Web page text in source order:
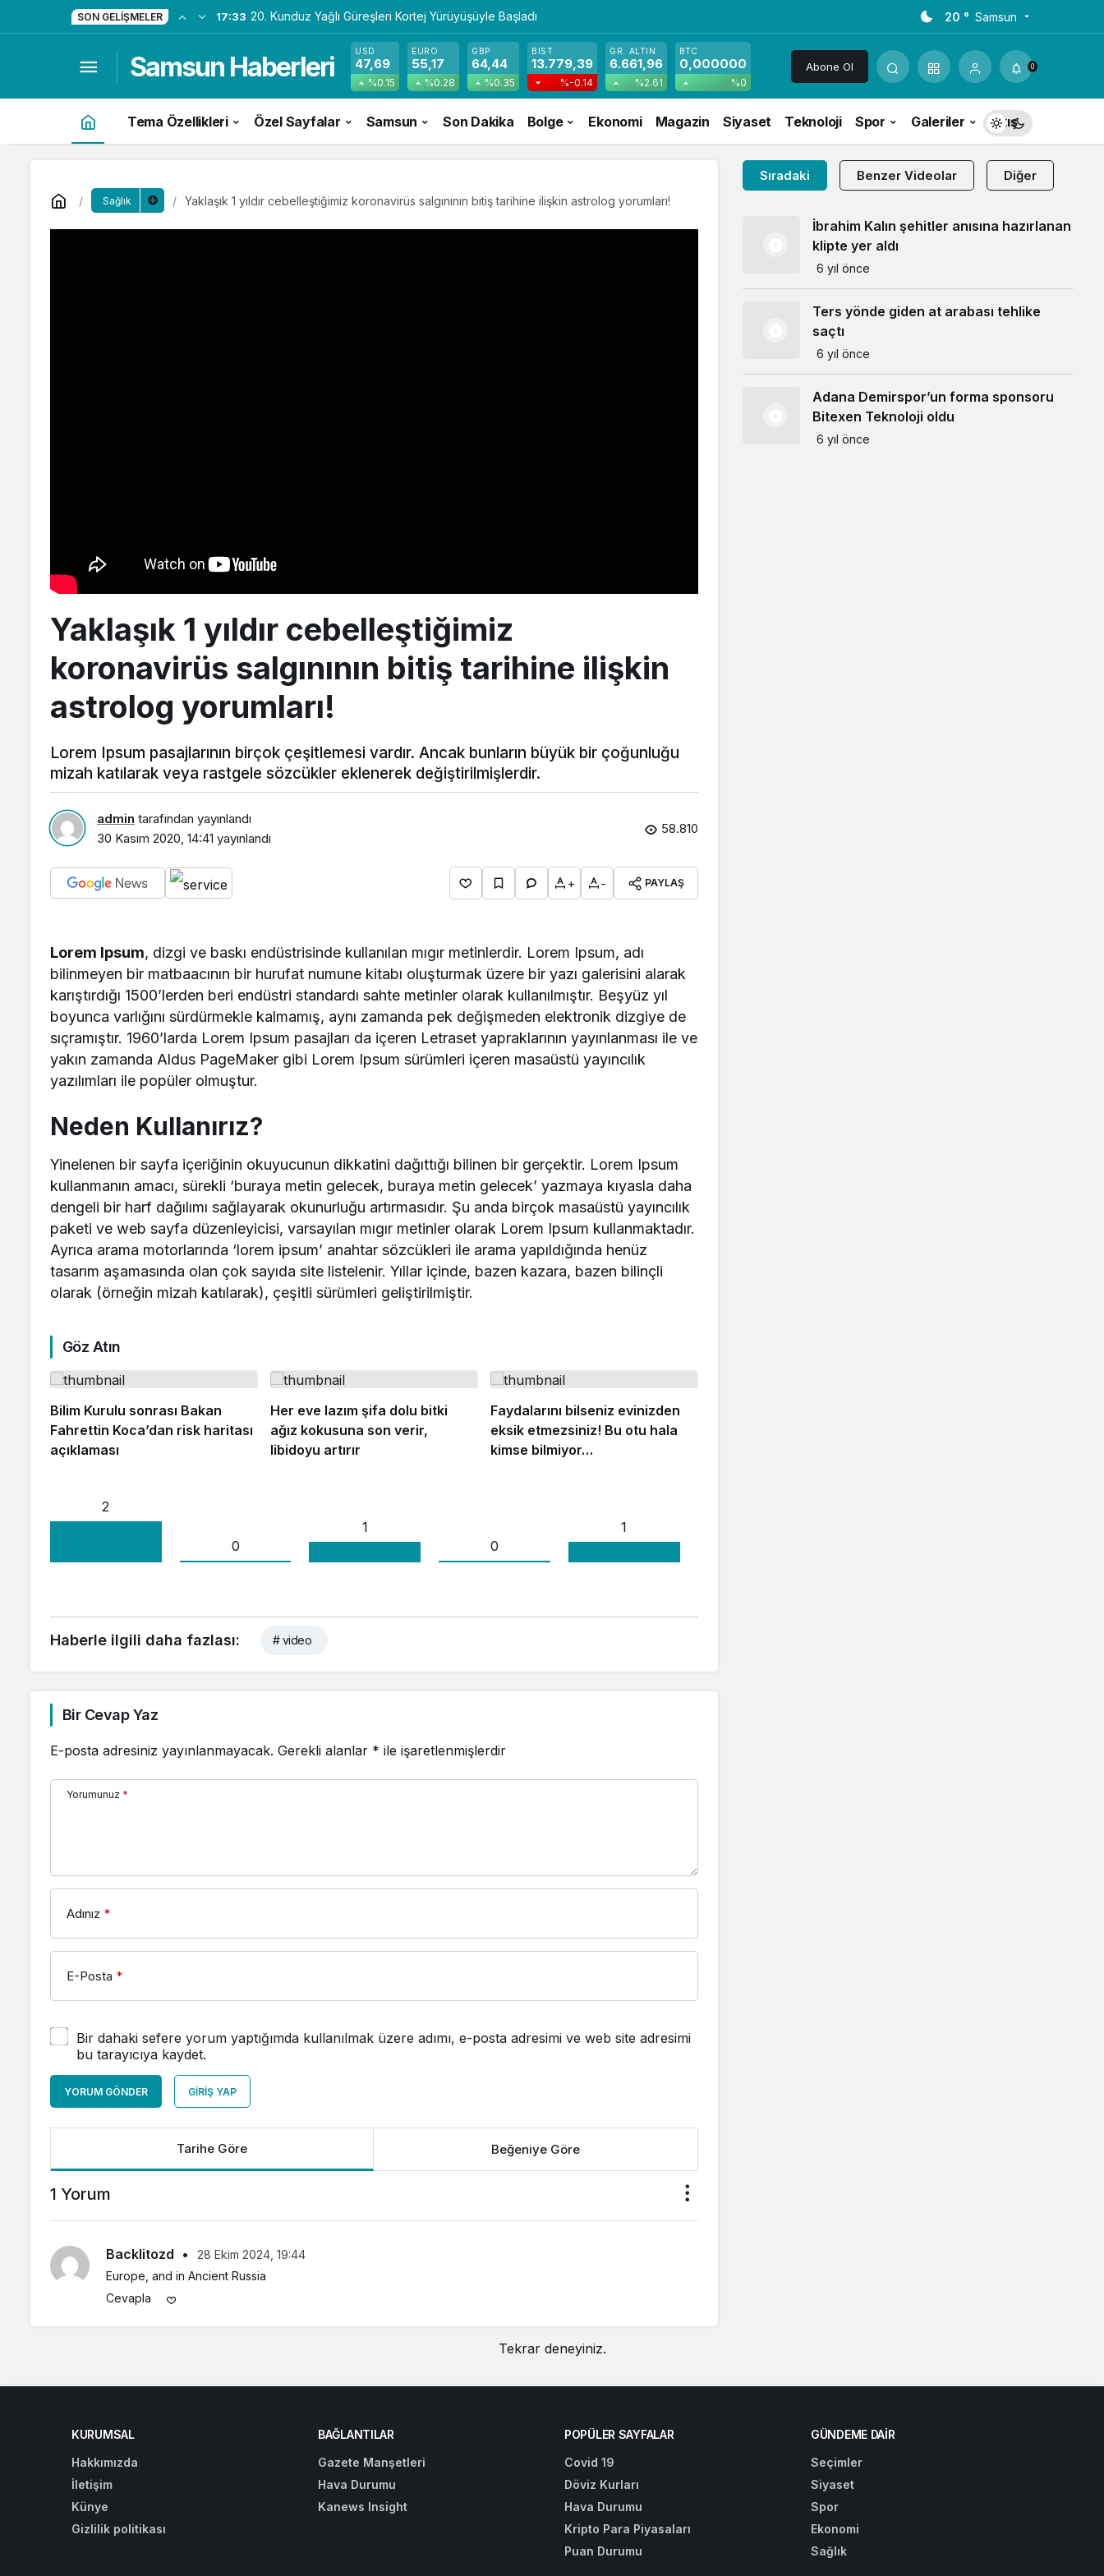
SON GELIŞMELER 17:33 20. Kunduz Yağlı Güreşleri Kortej Yürüyüşüyle Başladı 20 ° Samsun
Samsun Haberleri USD
47,69
%0.15
EURO
55,17
%0.28
GBP
64,44
%0.35
BIST
13.779,39
%-0.14
GR. ALTIN
6.661,96
%2.61
BTC
0,000000
%0
Abone Ol 0
Tema Özellikleri Özel Sayfalar Samsun Son Dakika Bolge Ekonomi Magazin Siyaset Teknoloji Spor Galeriler Akış
Sağlık Yaklaşık 1 yıldır cebelleştiğimiz koronavirüs salgınının bitiş tarihine ilişkin astrolog yorumları!
Yaklaşık 1 yıldır cebelleştiğimiz
koronavirüs salgınının bitiş tarihine ilişkin
astrolog yorumları!
Lorem Ipsum pasajlarının birçok çeşitlemesi vardır. Ancak bunların büyük bir çoğunluğu
mizah katılarak veya rastgele sözcükler eklenerek değiştirilmişlerdir.
admin tarafından yayınlandı
30 Kasım 2020, 14:41 yayınlandı
58.810
+ - PAYLAŞ
Lorem Ipsum, dizgi ve baskı endüstrisinde kullanılan mıgır metinlerdir. Lorem Ipsum, adı
bilinmeyen bir matbaacının bir hurufat numune kitabı oluşturmak üzere bir yazı galerisini alarak
karıştırdığı 1500’lerden beri endüstri standardı sahte metinler olarak kullanılmıştır. Beşyüz yıl
boyunca varlığını sürdürmekle kalmamış, aynı zamanda pek değişmeden elektronik dizgiye de
sıçramıştır. 1960’larda Lorem Ipsum pasajları da içeren Letraset yapraklarının yayınlanması ile ve
yakın zamanda Aldus PageMaker gibi Lorem Ipsum sürümleri içeren masaüstü yayıncılık
yazılımları ile popüler olmuştur.
Neden Kullanırız?
Yinelenen bir sayfa içeriğinin okuyucunun dikkatini dağıttığı bilinen bir gerçektir. Lorem Ipsum
kullanmanın amacı, sürekli ‘buraya metin gelecek, buraya metin gelecek’ yazmaya kıyasla daha
dengeli bir harf dağılımı sağlayarak okunurluğu artırmasıdır. Şu anda birçok masaüstü yayıncılık
paketi ve web sayfa düzenleyicisi, varsayılan mıgır metinler olarak Lorem Ipsum kullanmaktadır.
Ayrıca arama motorlarında ‘lorem ipsum’ anahtar sözcükleri ile arama yapıldığında henüz
tasarım aşamasında olan çok sayıda site listelenir. Yıllar içinde, bazen kazara, bazen bilinçli
olarak (örneğin mizah katılarak), çeşitli sürümleri geliştirilmiştir.
Göz Atın
Bilim Kurulu sonrası Bakan
Fahrettin Koca’dan risk haritası
açıklaması
Her eve lazım şifa dolu bitki
ağız kokusuna son verir,
libidoyu artırır
Faydalarını bilseniz evinizden
eksik etmezsiniz! Bu otu hala
kimse bilmiyor…
2
0
1
0
1
Haberle ilgili daha fazlası: # video
Bir Cevap Yaz
E-posta adresiniz yayınlanmayacak. Gerekli alanlar * ile işaretlenmişlerdir
Yorumunuz *
Adınız *
E-Posta *
Bir dahaki sefere yorum yaptığımda kullanılmak üzere adımı, e-posta adresimi ve web site adresimi
bu tarayıcıya kaydet.
YORUM GÖNDER GIRIŞ YAP
Tarihe Göre Beğeniye Göre
1 Yorum
Backlitozd •
28 Ekim 2024, 19:44
Europe, and in Ancient Russia
Cevapla
Sıradaki Benzer Videolar Diğer
İbrahim Kalın şehitler anısına hazırlanan
klipte yer aldı
6 yıl önce
Ters yönde giden at arabası tehlike
saçtı
6 yıl önce
Adana Demirspor’un forma sponsoru
Bitexen Teknoloji oldu
6 yıl önce
Tekrar deneyiniz.
KURUMSAL
Hakkımızda
İletişim
Künye
Gizlilik politikası
BAĞLANTILAR
Gazete Manşetleri
Hava Durumu
Kanews Insight
POPÜLER SAYFALAR
Covid 19
Döviz Kurları
Hava Durumu
Kripto Para Piyasaları
Puan Durumu
GÜNDEME DAIR
Seçimler
Siyaset
Spor
Ekonomi
Sağlık